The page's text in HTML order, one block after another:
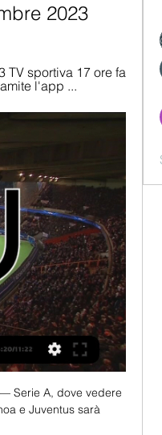
2023
TV sportiva 17 ore fa
l'app ...
Serie A, dove vedere
e Juventus sarà